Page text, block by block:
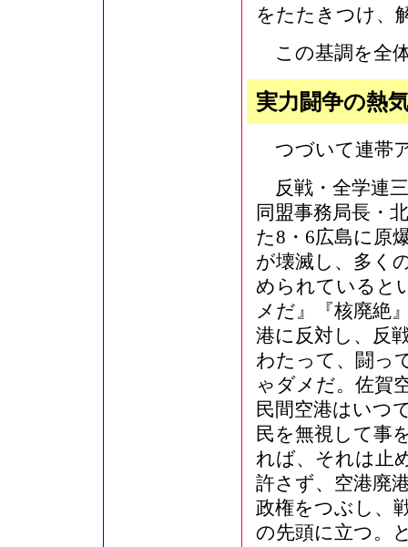
をたたきつけ、
この基調を全
実力闘争の熱
つづいて連帯
反戦・全学連
同盟事務局長・
た8・6広島に原
が壊滅し、多く
められていると
メだ』『核廃絶
港に反対し、反
わたって、闘っ
ゃダメだ。佐賀
民間空港はいつ
民を無視して事
れば、それは止
許さず、空港廃
政権をつぶし、
の先頭に立つ。